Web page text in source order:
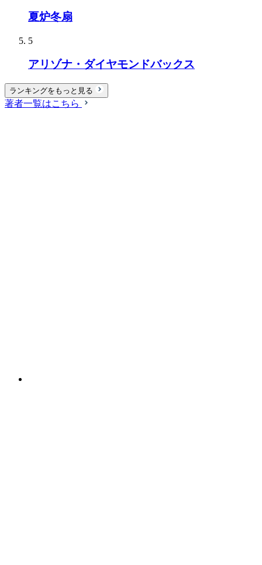
夏炉冬扇
5
アリゾナ・ダイヤモンドバックス
ランキングをもっと見る
著者一覧はこちら